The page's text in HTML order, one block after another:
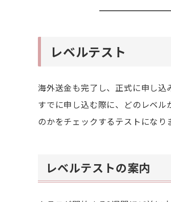
レベルテスト
海外送金も完了し、正式に申し込
すでに申し込む際に、どのレベ
のかをチェックするテストになり
レベルテストの案内